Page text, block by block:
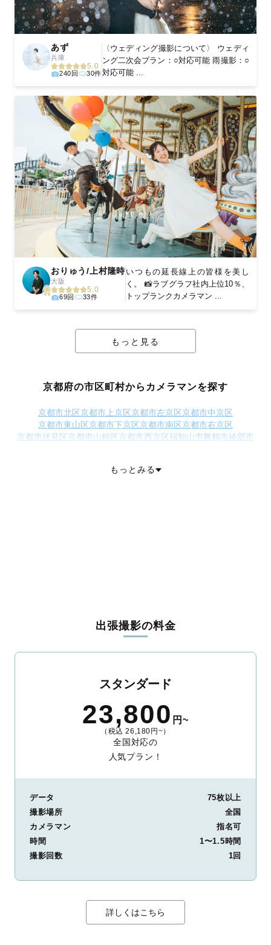
あず
兵庫
5.0
240回 30件
〈ウェディング撮影について〉 ウェディ
ング二次会プラン：○対応可能 雨撮影：○
対応可能 ...
おりゅう/上村隆時
大阪
5.0
69回 33件
いつもの延長線上の皆様を美し
く。 📸ラブグラフ社内上位10％、
トップランクカメラマン ...
もっと見る
京都府の市区町村からカメラマンを探す
京都市北区京都市上京区京都市左京区京都市中京区
京都市東山区京都市下京区京都市南区京都市右京区
京都市伏見区京都市山科区京都市西京区福知山市舞鶴市綾部市
相楽郡笠置町相楽郡和束町
もっとみる
出張撮影の料金
スタンダード
23,800 円~
（税込 26,180円~）
全国対応の
人気プラン！
データ
75枚以上
撮影場所
全国
カメラマン
指名可
時間
1〜1.5時間
撮影回数
1回
詳しくはこちら